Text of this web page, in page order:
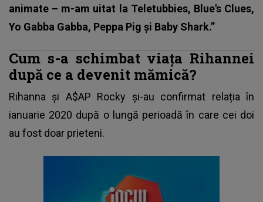
animate – m-am uitat la Teletubbies, Blue's Clues,
Yo Gabba Gabba, Peppa Pig și Baby Shark.”
Cum s-a schimbat viața Rihannei
după ce a devenit mămică?
Rihanna și A$AP Rocky și-au confirmat relația în
ianuarie 2020 după o lungă perioadă în care cei doi
au fost doar prieteni.